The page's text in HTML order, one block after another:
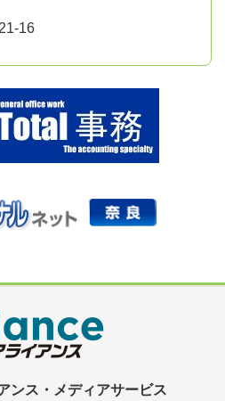
16
ンス・メディアサービス